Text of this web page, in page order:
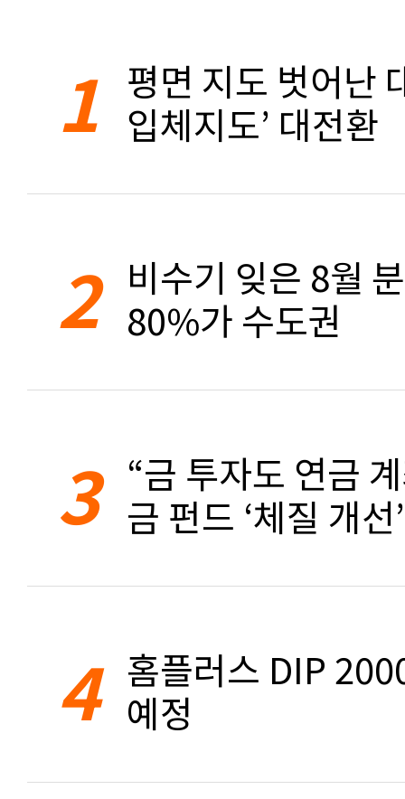
1 평면 지도 벗어난
입체지도’ 대전환
2 비수기 잊은 8월
80%가 수도권
3 “금 투자도 연금
금 펀드 ‘체질 개선’
4 홈플러스 DIP
예정